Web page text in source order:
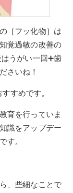
［フッ化物］は
覚過敏の改善の
うがい一回➕歯
さいね！
すめです。
育を行っていま
識をアップデー
す。
、些細なことで